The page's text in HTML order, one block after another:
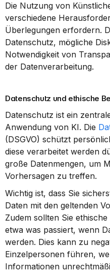
Die Nutzung von
verschiedene
Überlegungen erfordern.
Datenschutz, mögliche
Notwendigkeit von
der Datenverarbeitung.
Datenschutz und ethische
Datenschutz ist ein
Anwendung von KI. Die
(DSGVO) schützt
diese verarbeitet werden
große Datenmengen, um
Vorhersagen zu treffen.
Wichtig ist, dass Sie
Daten mit den geltenden
Zudem sollten Sie
etwa was passiert, wenn
werden. Dies kann zu
Einzelpersonen führen,
Informationen